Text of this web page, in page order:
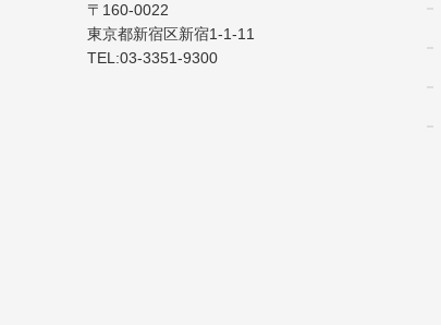
〒160-0022
東京都新宿区新宿1-1-11
TEL:03-3351-9300